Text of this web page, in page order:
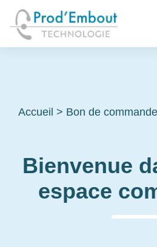
Accueil > Bon de commande
Bienvenue
espace